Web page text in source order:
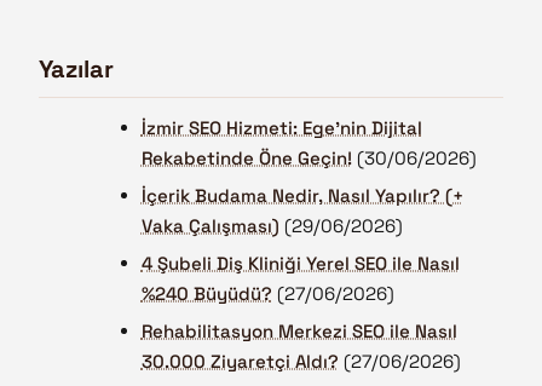
Yazılar
İzmir SEO Hizmeti: Ege'nin Dijital
Rekabetinde Öne Geçin! (30/06/2026)
İçerik Budama Nedir, Nasıl Yapılır? (+
Vaka Çalışması) (29/06/2026)
4 Şubeli Diş Kliniği Yerel SEO ile Nasıl
%240 Büyüdü? (27/06/2026)
Rehabilitasyon Merkezi SEO ile Nasıl
30.000 Ziyaretçi Aldı? (27/06/2026)